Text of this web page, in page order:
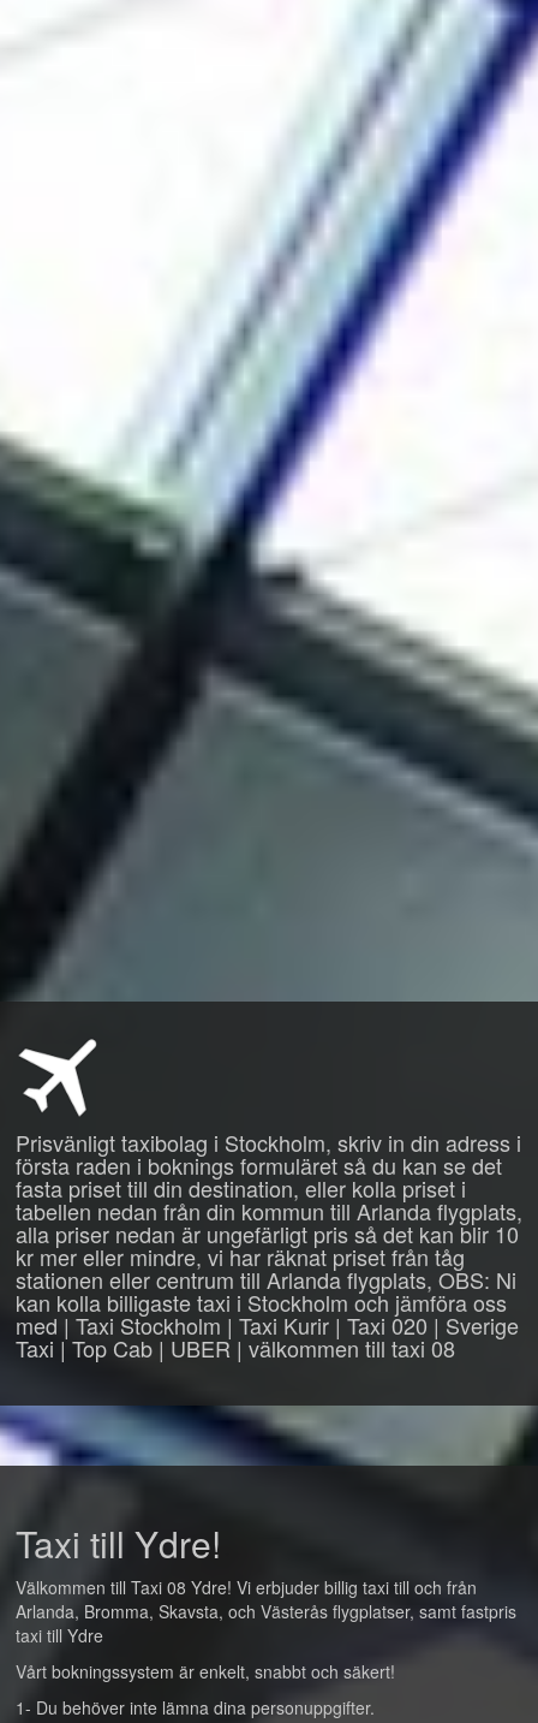
Prisvänligt taxibolag i Stockholm, skriv in din adress i
första raden i boknings formuläret så du kan se det
fasta priset till din destination, eller kolla priset i
tabellen nedan från din kommun till Arlanda flygplats,
alla priser nedan är ungefärligt pris så det kan blir 10
kr mer eller mindre, vi har räknat priset från tåg
stationen eller centrum till Arlanda flygplats, OBS: Ni
kan kolla billigaste taxi i Stockholm och jämföra oss
med | Taxi Stockholm | Taxi Kurir | Taxi 020 | Sverige
Taxi | Top Cab | UBER | välkommen till taxi 08
Taxi till Ydre!
Välkommen till Taxi 08 Ydre! Vi erbjuder billig taxi till och från
Arlanda, Bromma, Skavsta, och Västerås flygplatser, samt fastpris
taxi till Ydre
Vårt bokningssystem är enkelt, snabbt och säkert!
1- Du behöver inte lämna dina personuppgifter.